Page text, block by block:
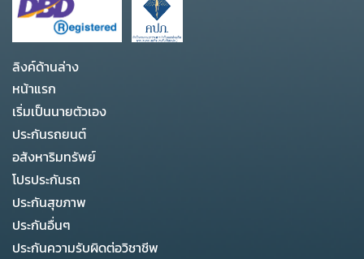
ลิงค์ด้านล่าง
หน้าแรก
เริ่มเป็นนายตัวเอง
ประกันรถยนต์
อสังหาริมทรัพย์
โปรประกันรถ
ประกันสุขภาพ
ประกันอื่นๆ
ประกันความรับผิดต่อวิชาชีพ